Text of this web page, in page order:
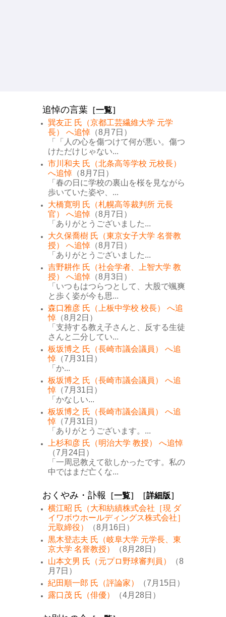
追悼の言葉 ［一覧］
巽友正 氏（京都工芸繊維大学 元学
長） へ追悼 （8月7日）
「「人の心を傷つけて何が悪い。傷つ
けただけじゃない...
市川和夫 氏（北条高等学校 元校長）
へ追悼 （8月7日）
「春の日に学校の裏山を桜を見ながら
歩いていた姿や、...
大橋寛明 氏（札幌高等裁判所 元長
官） へ追悼 （8月7日）
「ありがとうございました...
大久保喬樹 氏（東京女子大学 名誉教
授） へ追悼 （8月7日）
「ありがとうございました...
吉野耕作 氏（社会学者、上智大学 教
授） へ追悼 （8月3日）
「いつもはつらつとして、大股で颯爽
と歩く姿が今も思...
森口雅彦 氏（上板中学校 校長） へ追
悼 （8月2日）
「支持する教え子さんと、反する生徒
さんと二分してい...
板坂博之 氏（長崎市議会議員） へ追
悼 （7月31日）
「か...
板坂博之 氏（長崎市議会議員） へ追
悼 （7月31日）
「かなしい...
板坂博之 氏（長崎市議会議員） へ追
悼 （7月31日）
「ありがとうございます。...
上杉和彦 氏（明治大学 教授） へ追悼
（7月24日）
「一周忌教えて欲しかったです。私の
中ではまだ亡くな...
おくやみ・訃報 ［一覧］［詳細版］
横江昭 氏（大和紡績株式会社［現 ダ
イワボウホールディングス株式会社］
元取締役）
（8月16日）
黒木登志夫 氏（岐阜大学 元学長、東
京大学 名誉教授）
（8月28日）
山本文男 氏（元プロ野球審判員）
（8
月7日）
紀田順一郎 氏（評論家）
（7月15日）
露口茂 氏（俳優）
（4月28日）